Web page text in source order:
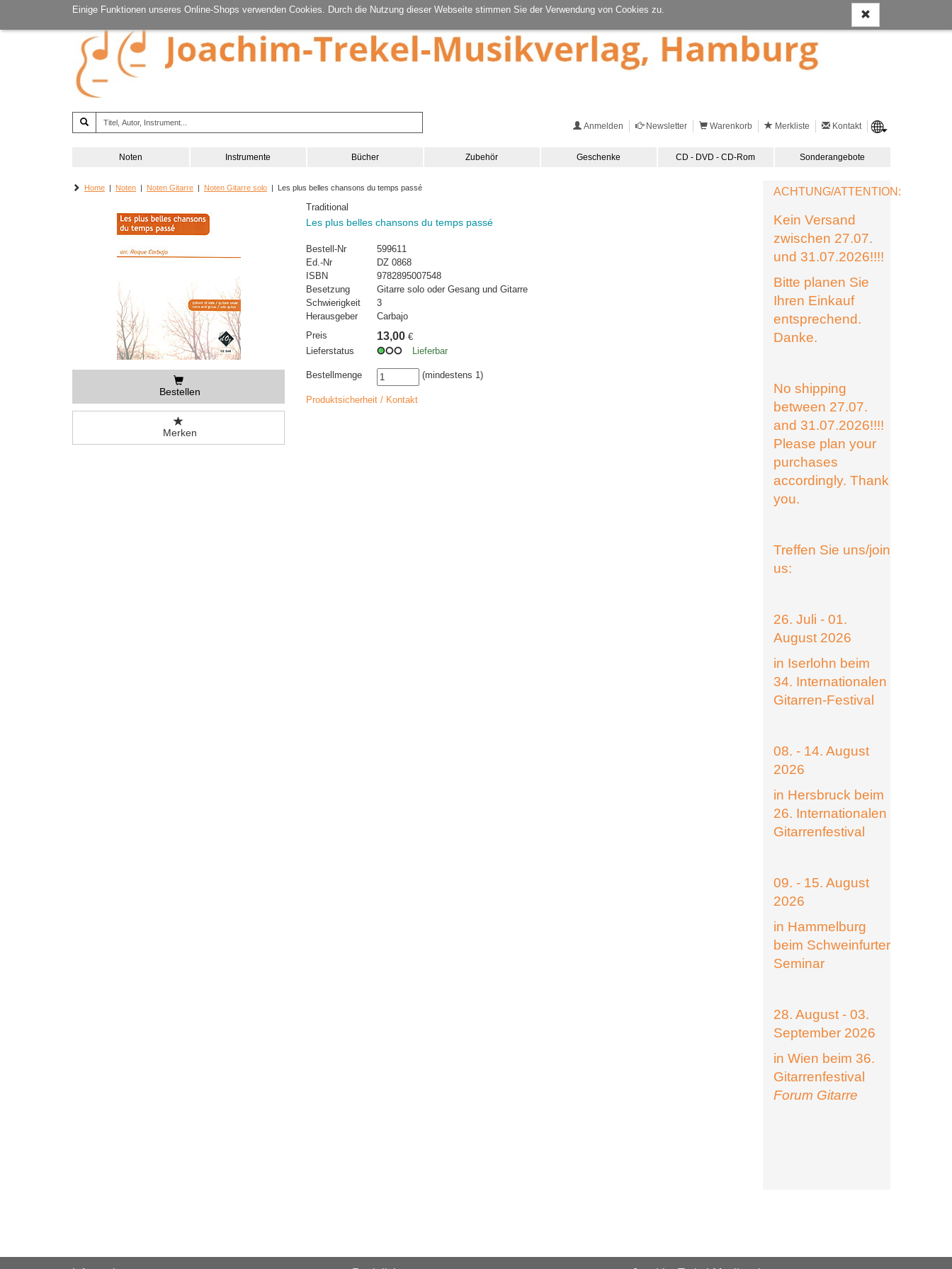
Einige Funktionen unseres Online-Shops verwenden Cookies. Durch die Nutzung dieser Webseite stimmen Sie der Verwendung von Cookies zu.
Anmelden Newsletter Warenkorb Merkliste Kontakt
Noten Instrumente Bücher Zubehör Geschenke CD - DVD - CD-Rom Sonderangebote
Home | Noten | Noten Gitarre | Noten Gitarre solo | Les plus belles chansons du temps passé
Bestellen
Merken
Traditional
Les plus belles chansons du temps passé
Bestell-Nr
599611
Ed.-Nr
DZ 0868
ISBN
9782895007548
Besetzung
Gitarre solo oder Gesang und Gitarre
Schwierigkeit
3
Herausgeber
Carbajo
Preis
13,00 €
Lieferstatus
Lieferbar
Bestellmenge (mindestens 1)
Produktsicherheit / Kontakt
ACHTUNG/ATTENTION:
Kein Versand
zwischen 27.07.
und 31.07.2026!!!!
Bitte planen Sie
Ihren Einkauf
entsprechend.
Danke.
No shipping
between 27.07.
and 31.07.2026!!!!
Please plan your
purchases
accordingly. Thank
you.
Treffen Sie uns/join
us:
26. Juli - 01.
August 2026
in Iserlohn beim
34. Internationalen
Gitarren-Festival
08. - 14. August
2026
in Hersbruck beim
26. Internationalen
Gitarrenfestival
09. - 15. August
2026
in Hammelburg
beim Schweinfurter
Seminar
28. August - 03.
September 2026
in Wien beim 36.
Gitarrenfestival
Forum Gitarre